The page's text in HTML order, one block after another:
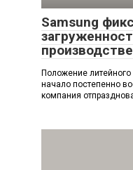
Samsung
Положение
начало постепенно
компания